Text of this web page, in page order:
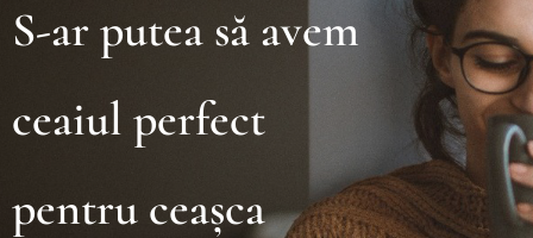
S-ar putea să avem
ceaiul perfect
pentru ceașca